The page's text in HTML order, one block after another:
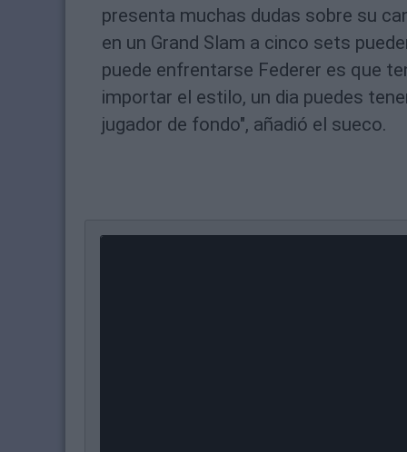
presenta muchas dudas sobre su
en un Grand Slam a cinco sets
puede enfrentarse Federer es que
importar el estilo, un dia puedes
jugador de fondo", añadió el sueco.